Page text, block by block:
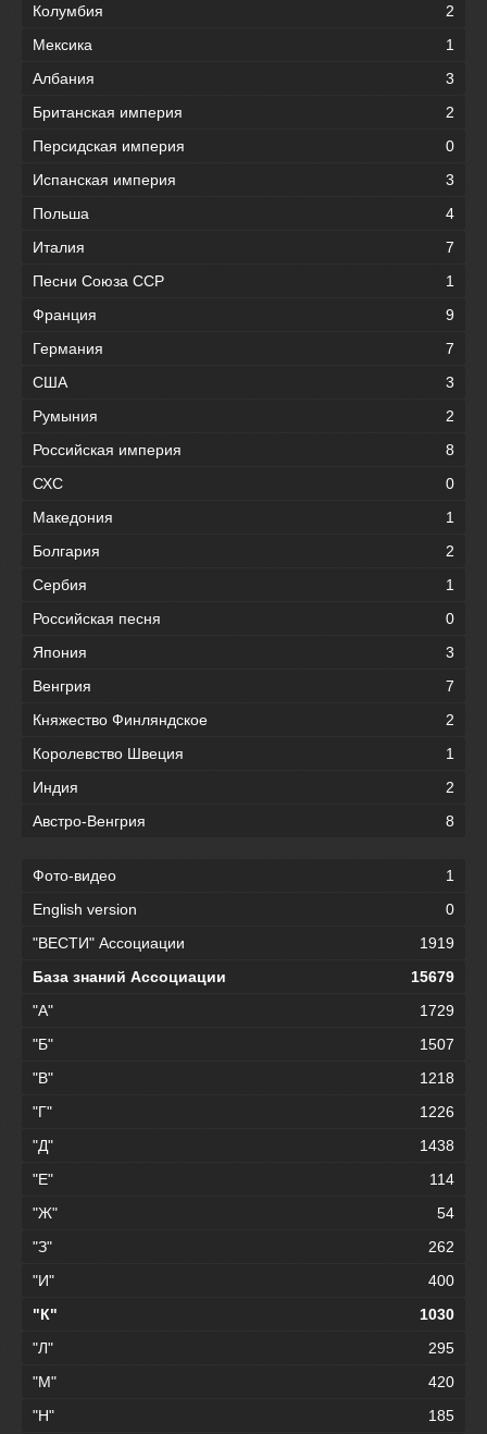
Колумбия
2
Мексика
1
Албания
3
Британская империя
2
Персидская империя
0
Испанская империя
3
Польша
4
Италия
7
Песни Союза ССР
1
Франция
9
Германия
7
США
3
Румыния
2
Российская империя
8
СХС
0
Македония
1
Болгария
2
Сербия
1
Российская песня
0
Япония
3
Венгрия
7
Княжество Финляндское
2
Королевство Швеция
1
Индия
2
Австро-Венгрия
8
Фото-видео
1
English version
0
"ВЕСТИ" Ассоциации
1919
База знаний Ассоциации
15679
"А"
1729
"Б"
1507
"В"
1218
"Г"
1226
"Д"
1438
"Е"
114
"Ж"
54
"З"
262
"И"
400
"К"
1030
"Л"
295
"М"
420
"Н"
185